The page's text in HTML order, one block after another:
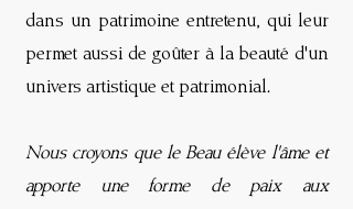
dans un patrimoine entretenu, qui leur
permet aussi de goûter à la beauté d'un
univers artistique et patrimonial.
Nous croyons que le Beau élève l'âme et
apporte une forme de paix aux